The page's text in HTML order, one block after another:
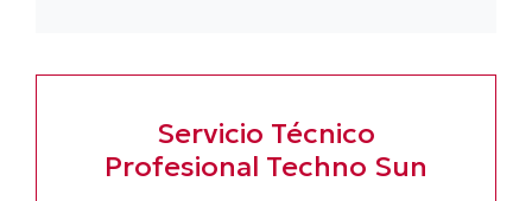
Servicio Técnico
Profesional Techno Sun